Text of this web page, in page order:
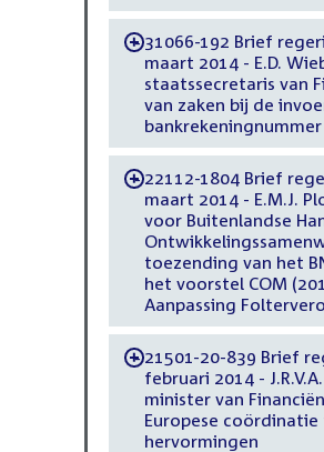
-31066-192 Brief
maart 2014 - E.D.
staatssecretaris van
van zaken bij de
bankrekeningnummer
-22112-1804 Brief
maart 2014 - E.M.J.
voor Buitenlandse
toezending van het
het voorstel COM
Aanpassing
-21501-20-839 Brief
februari 2014 -
minister van
Europese coördinatie
hervormingen